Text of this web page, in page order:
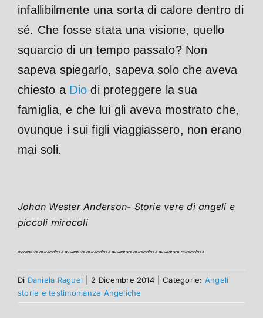
infallibilmente una sorta di calore dentro di
sé. Che fosse stata una visione, quello
squarcio di un tempo passato? Non
sapeva spiegarlo, sapeva solo che aveva
chiesto a Dio di proteggere la sua
famiglia, e che lui gli aveva mostrato che,
ovunque i sui figli viaggiassero, non erano
mai soli.
Johan Wester Anderson- Storie vere di angeli e
piccoli miracoli
avventura miracolosa avventura miracolosa avventura miracolosa avventura miracolosa
Di Daniela Raguel 2 Dicembre 2014 Categorie: Angeli
storie e testimonianze Angeliche